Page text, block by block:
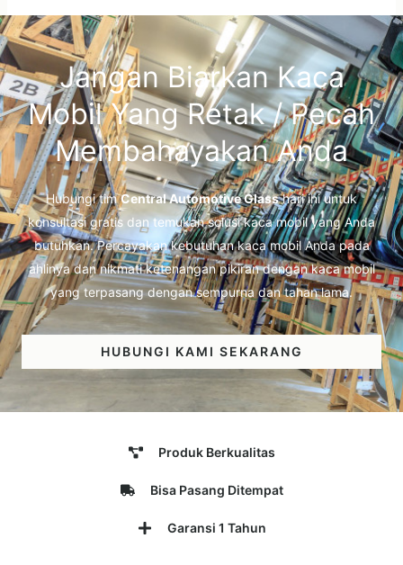
Jangan Biarkan Kaca
Mobil Yang Retak / Pecah
Membahayakan Anda
Hubungi timCentral Automotive Glasshari ini untuk
konsultasi gratis dan temukan solusi kaca mobil yang Anda
butuhkan. Percayakan kebutuhan kaca mobil Anda pada
ahlinya dan nikmati ketenangan pikiran dengan kaca mobil
yang terpasang dengan sempurna dan tahan lama.
HUBUNGI KAMI SEKARANG
Produk Berkualitas
Bisa Pasang Ditempat
Garansi 1 Tahun